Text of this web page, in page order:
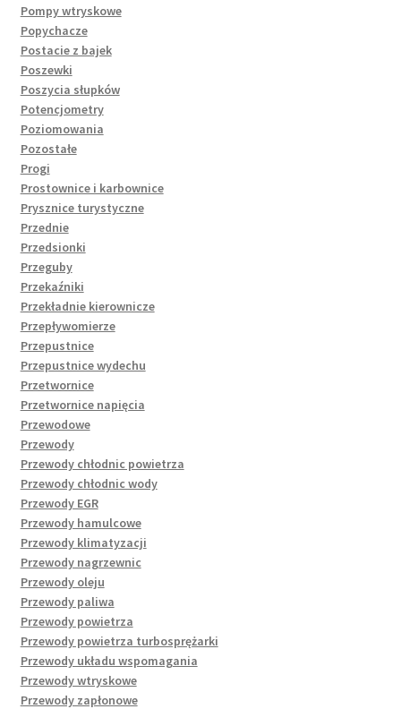
Pompy wtryskowe
Popychacze
Postacie z bajek
Poszewki
Poszycia słupków
Potencjometry
Poziomowania
Pozostałe
Progi
Prostownice i karbownice
Prysznice turystyczne
Przednie
Przedsionki
Przeguby
Przekaźniki
Przekładnie kierownicze
Przepływomierze
Przepustnice
Przepustnice wydechu
Przetwornice
Przetwornice napięcia
Przewodowe
Przewody
Przewody chłodnic powietrza
Przewody chłodnic wody
Przewody EGR
Przewody hamulcowe
Przewody klimatyzacji
Przewody nagrzewnic
Przewody oleju
Przewody paliwa
Przewody powietrza
Przewody powietrza turbosprężarki
Przewody układu wspomagania
Przewody wtryskowe
Przewody zapłonowe